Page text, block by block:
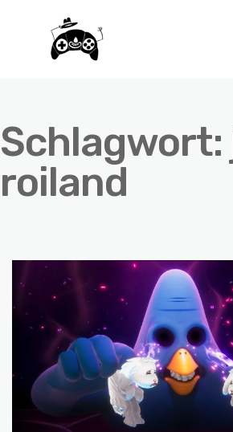
Schlagwort:
roiland